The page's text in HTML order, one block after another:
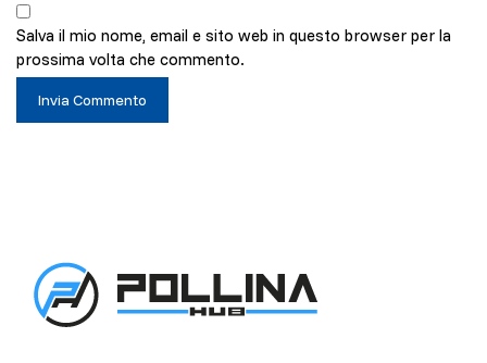
Salva il mio nome, email e sito web in questo browser per la
prossima volta che commento.